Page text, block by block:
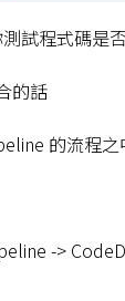
試程式碼是
的話
的流程之
->